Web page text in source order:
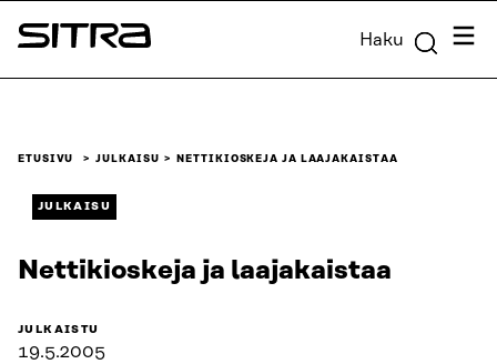
Siirry
suoraan
Sitra Haku
ETUSIVU JULKAISU NETTIKIOSKEJA JA LAAJAKAISTAA
JULKAISU
Nettikioskeja ja laajakaistaa
JULKAISTU
19.5.2005